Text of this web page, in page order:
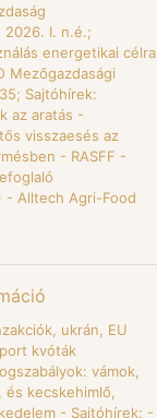
2026. I. n.é.;
energetikai célra
Mezőgazdasági
Sajtóhírek:
az aratás -
visszaesés az
- RASFF -
- Alltech Agri-Food
ukrán, EU
kvóták
vámok,
kecskehimlő,
- Sajtóhírek: -